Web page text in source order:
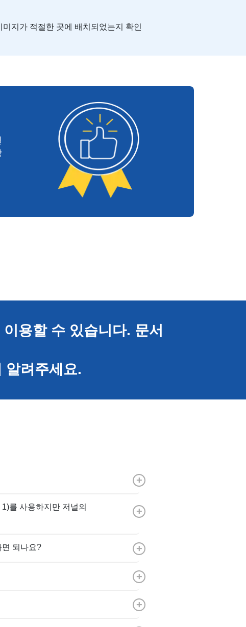
미지가 적절한 곳에 배치되었는지 확인
용할 수 있습니다. 문서
알려주세요.
+
를 사용하지만 저널의
+
면 되나요? +
+
+